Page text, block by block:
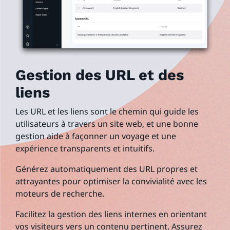
Gestion des URL et des
liens
Les URL et les liens sont le chemin qui guide les
utilisateurs à travers un site web, et une bonne
gestion aide à façonner un voyage et une
expérience transparents et intuitifs.
Générez automatiquement des URL propres et
attrayantes pour optimiser la convivialité avec les
moteurs de recherche.
Facilitez la gestion des liens internes en orientant
vos visiteurs vers un contenu pertinent. Assurez